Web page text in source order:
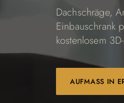
Dachschräge,
Einbauschrank
kostenlosem
AUFMASS IN